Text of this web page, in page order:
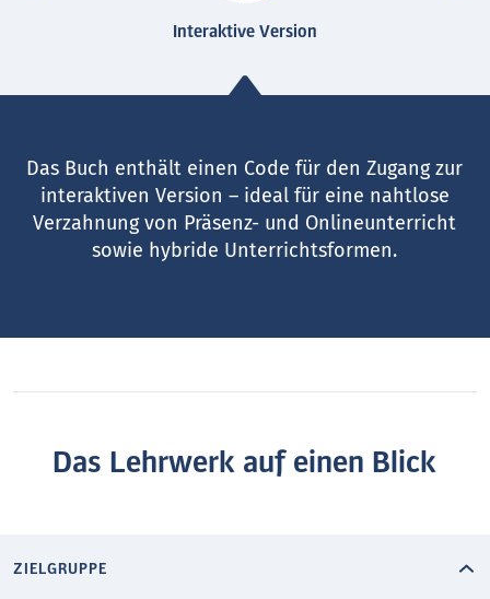
Interaktive Version
Das Buch enthält einen Code für den Zugang zur
interaktiven Version – ideal für eine nahtlose
Verzahnung von Präsenz- und Onlineunterricht
sowie hybride Unterrichtsformen.
Das Lehrwerk auf einen Blick
ZIELGRUPPE